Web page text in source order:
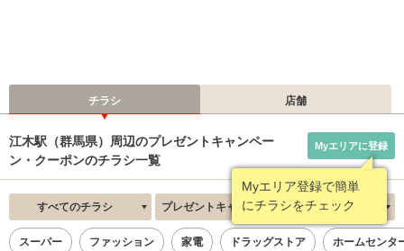
チラシ 店舗
江木駅（群馬県）周辺のプレゼントキャンペー
ン・クーポンのチラシ一覧
Myエリア登録で簡単
にチラシをチェック
Myエリアに登録
すべてのチラシ プレゼントキャンペーン・クーポン 新着順
スーパー ファッション 家電 ドラッグストア ホームセンタ